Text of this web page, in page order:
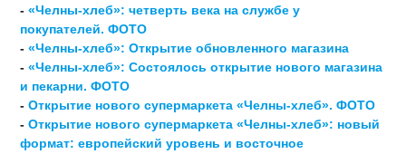
-«Челны-хлеб»: четверть века на службе у
покупателей. ФОТО
-«Челны-хлеб»: Открытие обновленного магазина
-«Челны-хлеб»: Состоялось открытие нового магазина
и пекарни. ФОТО
-Открытие нового супермаркета «Челны-хлеб». ФОТО
-Открытие нового супермаркета «Челны-хлеб»: новый
формат: европейский уровень и восточное